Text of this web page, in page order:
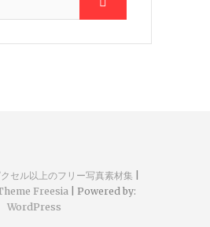
セル以上のフリー写真素材集
Freesia| Powered by:
WordPress